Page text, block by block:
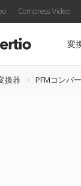
Compress Video
変
換器 PFMコンバ